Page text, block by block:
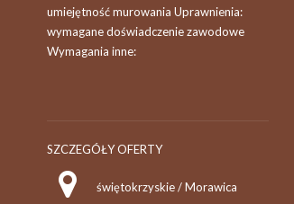
umiejętność murowania Uprawnienia:
wymagane doświadczenie zawodowe
Wymagania inne:
SZCZEGÓŁY OFERTY
świętokrzyskie / Morawica